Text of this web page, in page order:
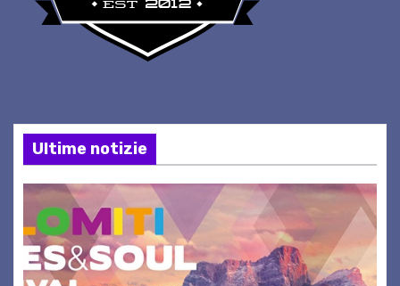
Ultime notizie